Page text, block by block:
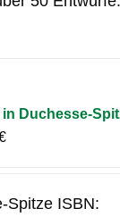
in Duchesse-
Spitze ISBN: